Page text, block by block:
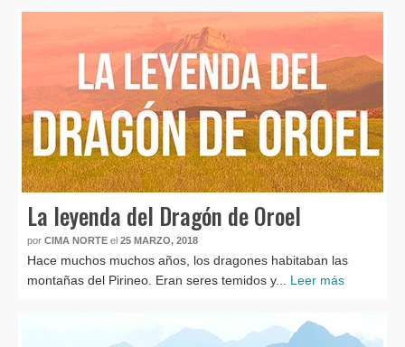
La leyenda del Dragón de Oroel
por CIMA NORTE el 25 MARZO, 2018
Hace muchos muchos años, los dragones habitaban las
montañas del Pirineo. Eran seres temidos y... Leer más